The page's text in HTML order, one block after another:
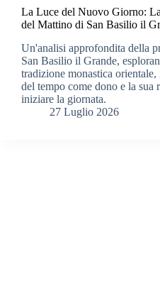
La Luce del Nuovo Giorno:
del Mattino di San Basilio il
Un'analisi approfondita della
San Basilio il Grande,
tradizione monastica
del tempo come dono e la sua
iniziare la giornata.
27 Luglio 2026